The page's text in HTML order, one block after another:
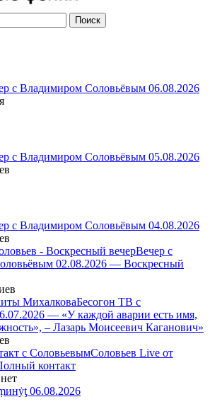
с Владимиром Соловьёвым 06.08.2026
с Владимиром Соловьёвым 05.08.2026
с Владимиром Соловьёвым 04.08.2026
Вечер с
02.08.2026 — Воскресный
Бесогон ТВ с
— «У каждой аварии есть имя,
– Лазарь Моисеевич Каганович»
Соловьев Live от
контакт
06.08.2026